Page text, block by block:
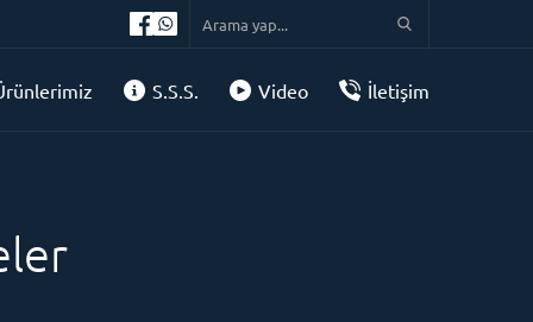
S.S.S. Video İletişim